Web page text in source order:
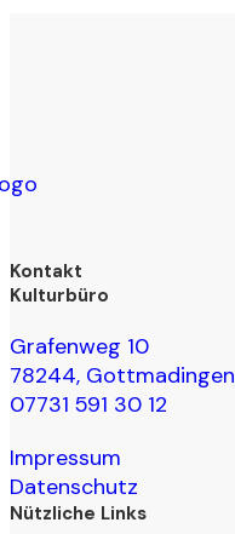
Kontakt
Kulturbüro
Grafenweg 10
78244, Gottmadingen
07731 591 30 12
Impressum
Datenschutz
Nützliche Links